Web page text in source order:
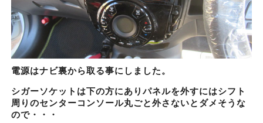
電源はナビ裏から取る事にしました。
シガーソケットは下の方にありパネルを外すにはシフト
周りのセンターコンソール丸ごと外さないとダメそうな
ので・・・